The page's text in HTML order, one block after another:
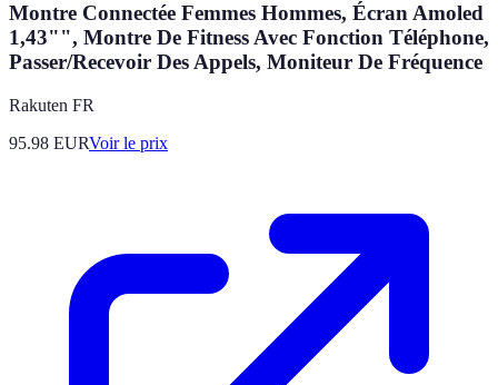
Montre Connectée Femmes Hommes, Écran Amoled
1,43"", Montre De Fitness Avec Fonction Téléphone,
Passer/Recevoir Des Appels, Moniteur De Fréquence
Rakuten FR
95.98 EURVoir le prix